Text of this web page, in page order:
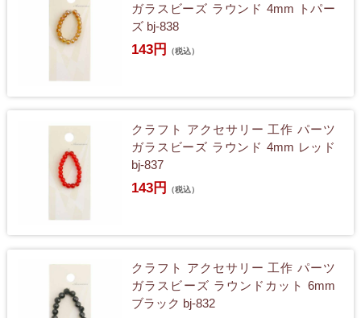
ガラスビーズ ラウンド 4mm トパー
ズ bj-838
143円 （税込）
クラフト アクセサリー 工作 パーツ
ガラスビーズ ラウンド 4mm レッド
bj-837
143円 （税込）
クラフト アクセサリー 工作 パーツ
ガラスビーズ ラウンドカット 6mm
ブラック bj-832